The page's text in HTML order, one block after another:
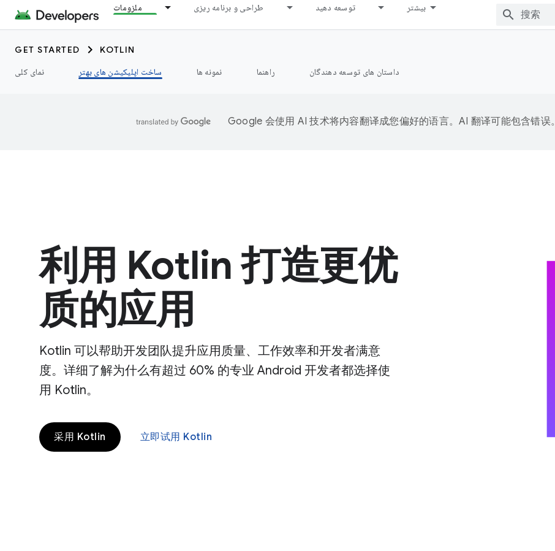
ملزومات طراحی و برنامه ریزی توسعه دهید بیشتر
GET STARTED
KOTLIN
نمای کلی
ساخت اپلیکیشن های بهتر نمونه ها راهنما داستان های توسعه دهندگان
Google 会使用 AI 技术将内容翻译成您偏好的语言。AI 翻译可能包含错误。
利用 Kotlin 打造更优
质的应用
Kotlin 可以帮助开发团队提升应用质量、工作效率和开发者满意
度。详细了解为什么有超过 60% 的专业 Android 开发者都选择使
用 Kotlin。
采用 Kotlin 立即试用 Kotlin